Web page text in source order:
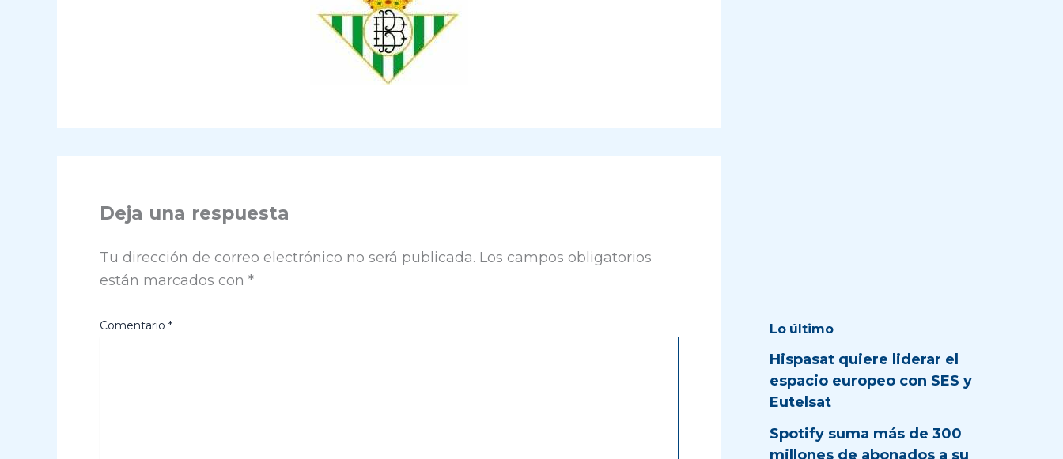
Deja una respuesta
Tu dirección de correo electrónico no será publicada. Los campos obligatorios
están marcados con *
Comentario * Lo último
Hispasat quiere liderar el
espacio europeo con SES y
Eutelsat
Spotify suma más de 300
millones de abonados a su